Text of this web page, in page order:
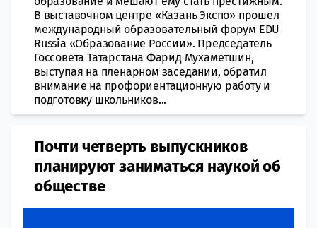
В выставочном центре «Казань Экспо» прошел
международный образовательный форум EDU
Russia «Образование России». Председатель
Госсовета Татарстана Фарид Мухаметшин,
выступая на пленарном заседании, обратил
внимание на профориентационную работу и
подготовку школьников...
Почти четверть выпускников
планируют заниматься наукой об
обществе